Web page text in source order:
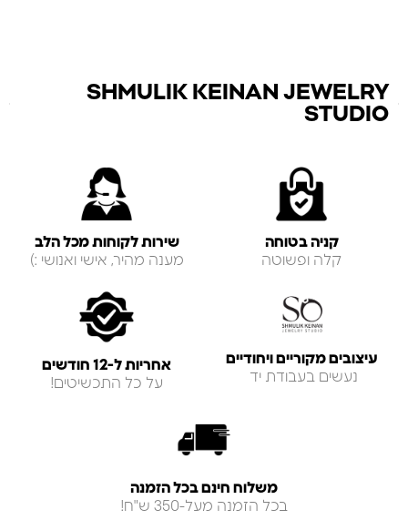
SHMULIK KEINAN JEWELRY
STUDIO
קניה בטוחה
קלה ופשוטה
שירות לקוחות מכל הלב
מענה מהיר, אישי ואנושי :)
עיצובים מקוריים ויחודיים
נעשים בעבודת יד
אחריות ל-12 חודשים
על כל התכשיטים!
משלוח חינם בכל הזמנה
בכל הזמנה מעל-350 ש"ח!